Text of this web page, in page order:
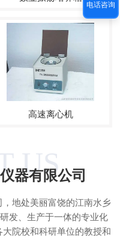
高速离心机
US
器有限公司
地处美丽富饶的江南水乡
发、生产于一体的专业化
院校和科研单位的教授和
电话咨询